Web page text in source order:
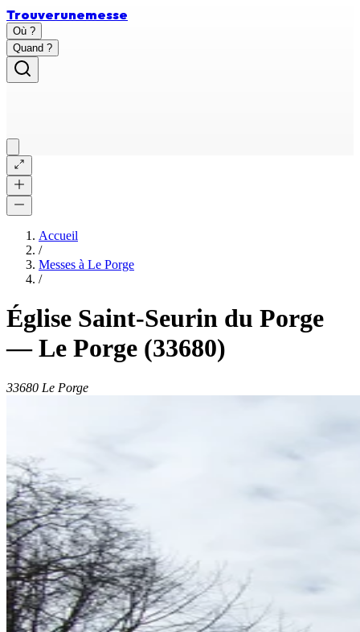
Trouverunemesse
Où ?
Quand ?
Accueil
/
Messes à Le Porge
/
Église Saint-Seurin du Porge
—Le Porge (33680)
33680 Le Porge